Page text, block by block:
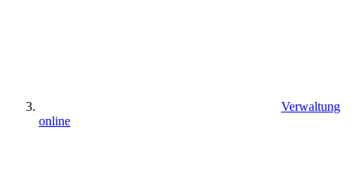
Verwaltung
online